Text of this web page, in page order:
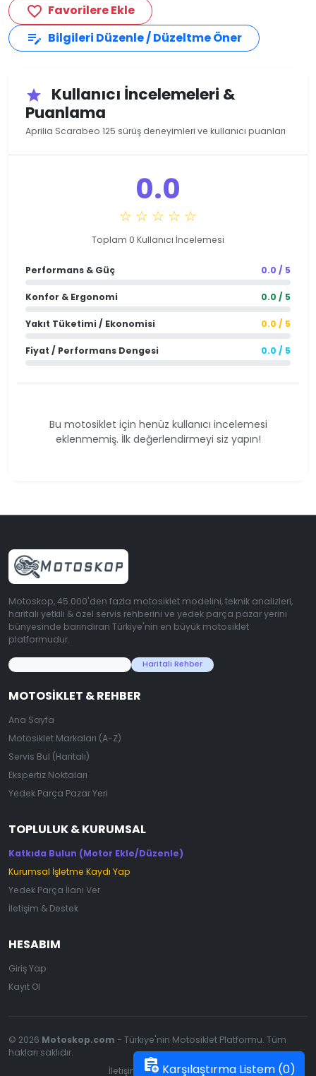
favorite_border Favorilere Ekle
edit_note Bilgileri Düzenle / Düzeltme Öner
star
Kullanıcı İncelemeleri &
Puanlama
Aprilia Scarabeo 125 sürüş deneyimleri ve kullanıcı puanları
0.0
☆ ☆ ☆ ☆ ☆
Toplam 0 Kullanıcı İncelemesi
Performans & Güç 0.0 / 5
Konfor & Ergonomi 0.0 / 5
Yakıt Tüketimi / Ekonomisi 0.0 / 5
Fiyat / Performans Dengesi 0.0 / 5
Bu motosiklet için henüz kullanıcı incelemesi
eklenmemiş. İlk değerlendirmeyi siz yapın!
assignment_add Karşılaştırma Listem (0)
Motoskop, 45.000'den fazla motosiklet modelini, teknik analizleri,
haritalı yetkili & özel servis rehberini ve yedek parça pazar yerini
bünyesinde barındıran Türkiye'nin en büyük motosiklet
platformudur.
Haritalı Rehber
MOTOSIKLET & REHBER
Ana Sayfa
Motosiklet Markaları (A-Z)
Servis Bul (Haritalı)
Ekspertiz Noktaları
Yedek Parça Pazar Yeri
TOPLULUK & KURUMSAL
Katkıda Bulun (Motor Ekle/Düzenle)
Kurumsal İşletme Kaydı Yap
Yedek Parça İlanı Ver
İletişim & Destek
HESABIM
Giriş Yap
Kayıt Ol
© 2026 Motoskop.com - Türkiye'nin Motosiklet Platformu. Tüm
hakları saklıdır.
İletişim
Gizlilik Politikası